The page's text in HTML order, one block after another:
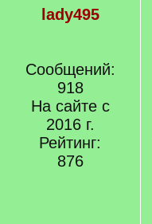
lady495
Сообщений:
918
На сайте с
2016 г.
Рейтинг:
876